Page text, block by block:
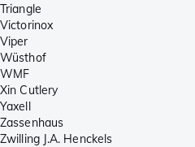
Triangle
Victorinox
Viper
Wüsthof
WMF
Xin Cutlery
Yaxell
Zassenhaus
Zwilling J.A. Henckels